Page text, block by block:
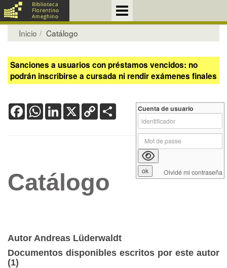
Inicio Catálogo
Sanciones a usuarios con préstamos vencidos: no
podrán inscribirse a cursada ni rendir exámenes finales
FacebookWhatsApp
LinkedIn
X Copy
Link
Catálogo
Autor Andreas Lüderwaldt
Documentos disponibles escritos por este autor
(1)
Cuenta de usuario
Olvidé mi contraseña